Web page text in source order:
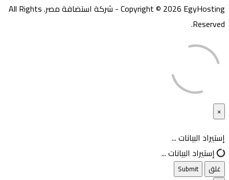
Copyright © 2026 EgyHosting - شركة استضافة مصر. All Rights
Reserved.
×
غلق
إستيراد البيانات ...
إستيراد البيانات ...
غلق
Submit